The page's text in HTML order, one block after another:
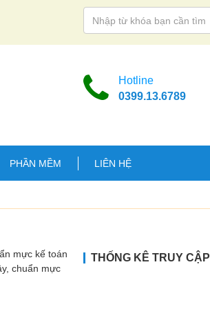
Hotline
0399.13.6789
PHẦN MỀM LIÊN HỆ
mực kế toán
chuẩn mực
THỐNG KÊ TRUY CẬP